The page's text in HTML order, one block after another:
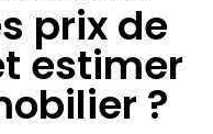
prix de
estimer
?